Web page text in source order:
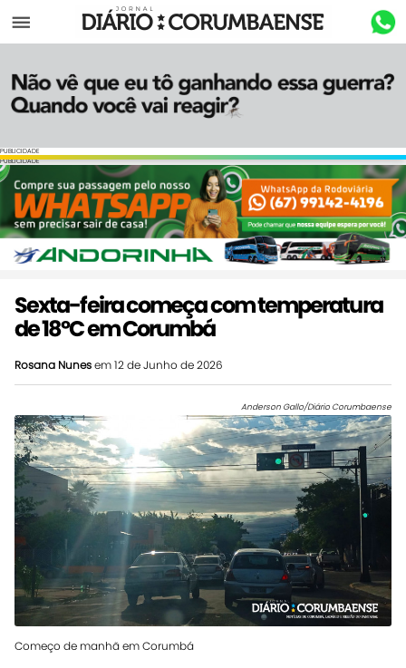
Menu
PUBLICIDADE
PUBLICIDADE
Sexta-feira começa com temperatura
de 18ºC em Corumbá
Rosana Nunesem 12 de Junho de 2026
Anderson Gallo/Diário Corumbaense
Começo de manhã em Corumbá